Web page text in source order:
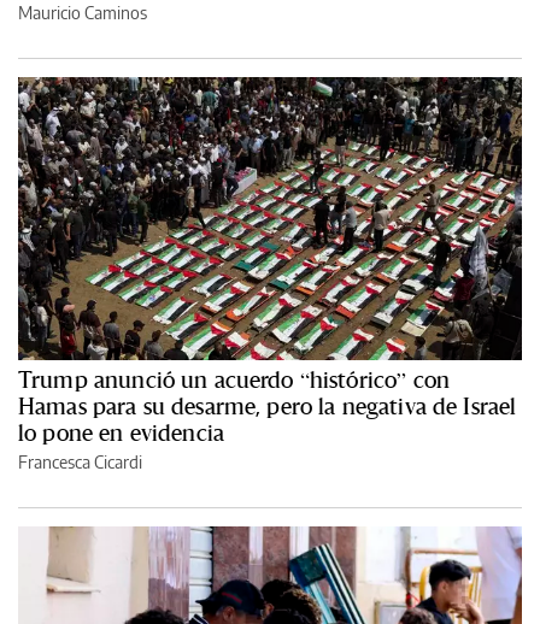
Mauricio Caminos
Trump anunció un acuerdo “histórico” con
Hamas para su desarme, pero la negativa de Israel
lo pone en evidencia
Francesca Cicardi